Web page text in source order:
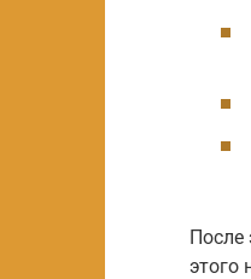
После
этого